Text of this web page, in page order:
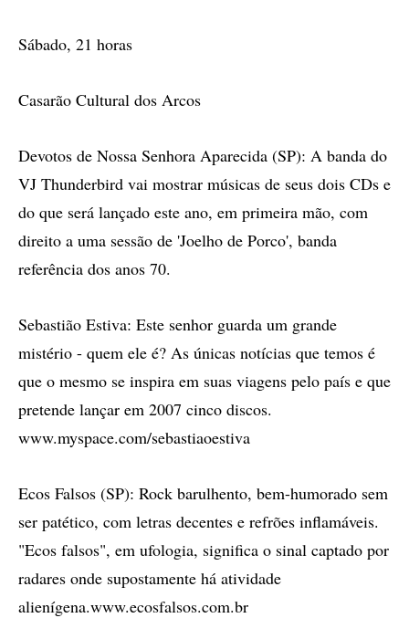
Sábado, 21 horas
Casarão Cultural dos Arcos
Devotos de Nossa Senhora Aparecida (SP): A banda do
VJ Thunderbird vai mostrar músicas de seus dois CDs e
do que será lançado este ano, em primeira mão, com
direito a uma sessão de 'Joelho de Porco', banda
referência dos anos 70.
Sebastião Estiva: Este senhor guarda um grande
mistério - quem ele é? As únicas notícias que temos é
que o mesmo se inspira em suas viagens pelo país e que
pretende lançar em 2007 cinco discos.
www.myspace.com/sebastiaoestiva
Ecos Falsos (SP): Rock barulhento, bem-humorado sem
ser patético, com letras decentes e refrões inflamáveis.
"Ecos falsos", em ufologia, significa o sinal captado por
radares onde supostamente há atividade
alienígena.www.ecosfalsos.com.br